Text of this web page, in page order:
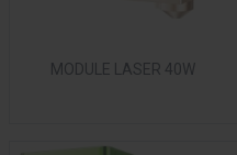
MODULE LASER 40W